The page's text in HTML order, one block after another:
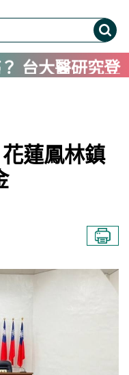
首頁
旅行」開放報
attends
台大醫研究登
字打造共享
升級 採購82
Taiwan
森陸奧市簽
軌考古體驗
旅行」開放報
？ 台大醫研究
確診口咽癌 醫
程 山海藝文、
字打造共享
升級 採購82
蓮鳳林鎮